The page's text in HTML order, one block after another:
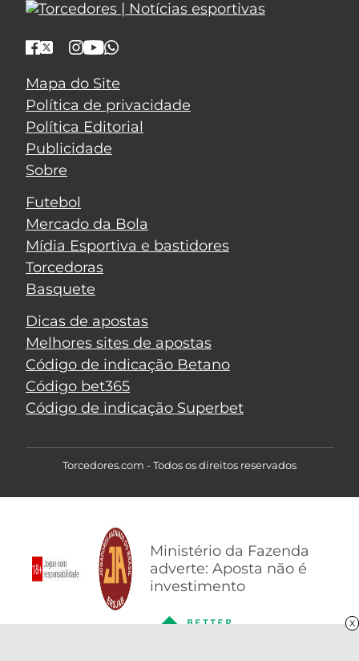
X
Mapa do Site
Política de privacidade
Política Editorial
Publicidade
Sobre
Futebol
Mercado da Bola
Mídia Esportiva e bastidores
Torcedoras
Basquete
Dicas de apostas
Melhores sites de apostas
Código de indicação Betano
Código bet365
Código de indicação Superbet
Torcedores.com - Todos os direitos reservados
Ministério da Fazenda
adverte: Aposta não é
investimento